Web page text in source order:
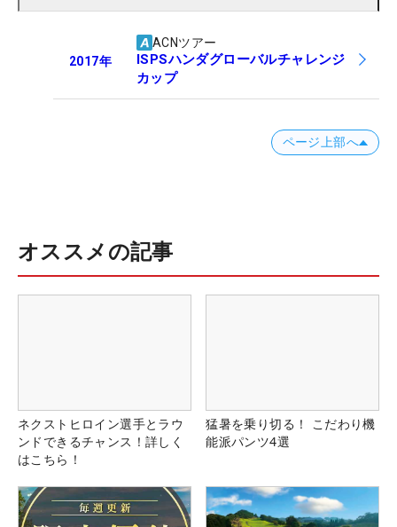
2017年
ACNツアー
ISPSハンダグローバルチャレンジ
カップ
ページ上部へ
オススメの記事
ネクストヒロイン選手とラウ
ンドできるチャンス！詳しく
はこちら！
猛暑を乗り切る！ こだわり機
能派パンツ4選